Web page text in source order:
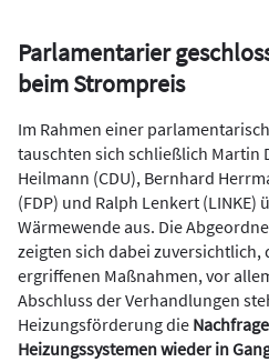
Parlamentarier
beim Strompreis
Im Rahmen einer
tauschten sich schließlich Martin
Heilmann (CDU), Bernhard
(FDP) und Ralph Lenkert (LINKE)
Wärmewende aus. Die
zeigten sich dabei zuversichtlich,
ergriffenen Maßnahmen, vor
Abschluss der Verhandlungen
Heizungsförderung die
Heizungssystemen wieder in